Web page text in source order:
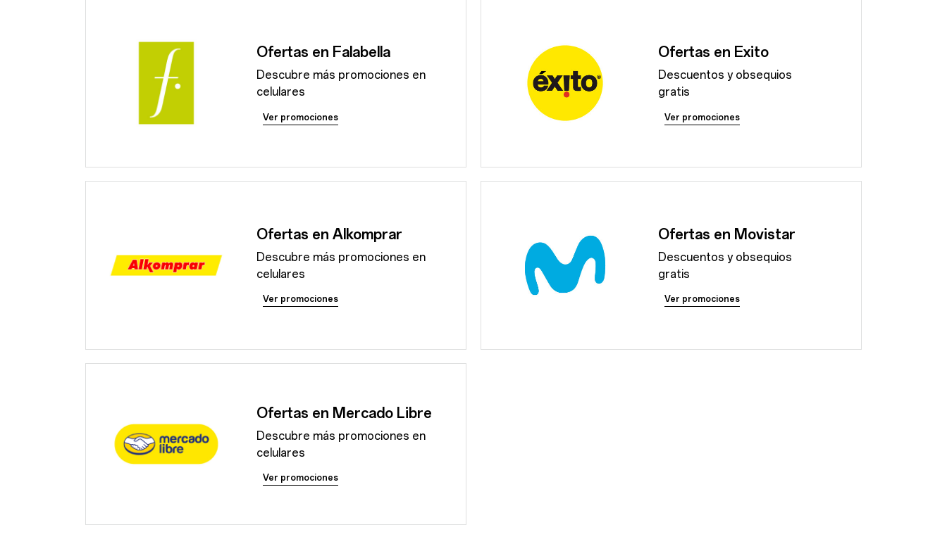
Ofertas en Falabella
Descubre más promociones en
celulares
Ver promociones
Ofertas en Exito
Descuentos y obsequios
gratis
Ver promociones
Ofertas en Alkomprar
Descubre más promociones en
celulares
Ver promociones
Ofertas en Movistar
Descuentos y obsequios
gratis
Ver promociones
Ofertas en Mercado Libre
Descubre más promociones en
celulares
Ver promociones